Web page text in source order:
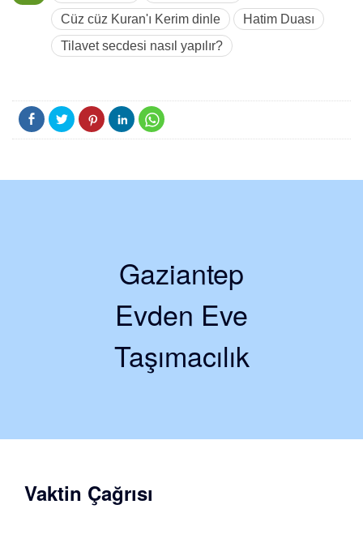
Cüz cüz Kuran'ı Kerim dinle
Hatim Duası
Tilavet secdesi nasıl yapılır?
Gaziantep
Evden Eve
Taşımacılık
Vaktin Çağrısı